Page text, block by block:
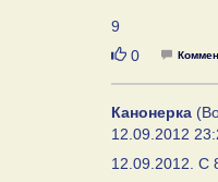
9
Нравится
0
Канонерка
12.09.2012
12.09.2012. C